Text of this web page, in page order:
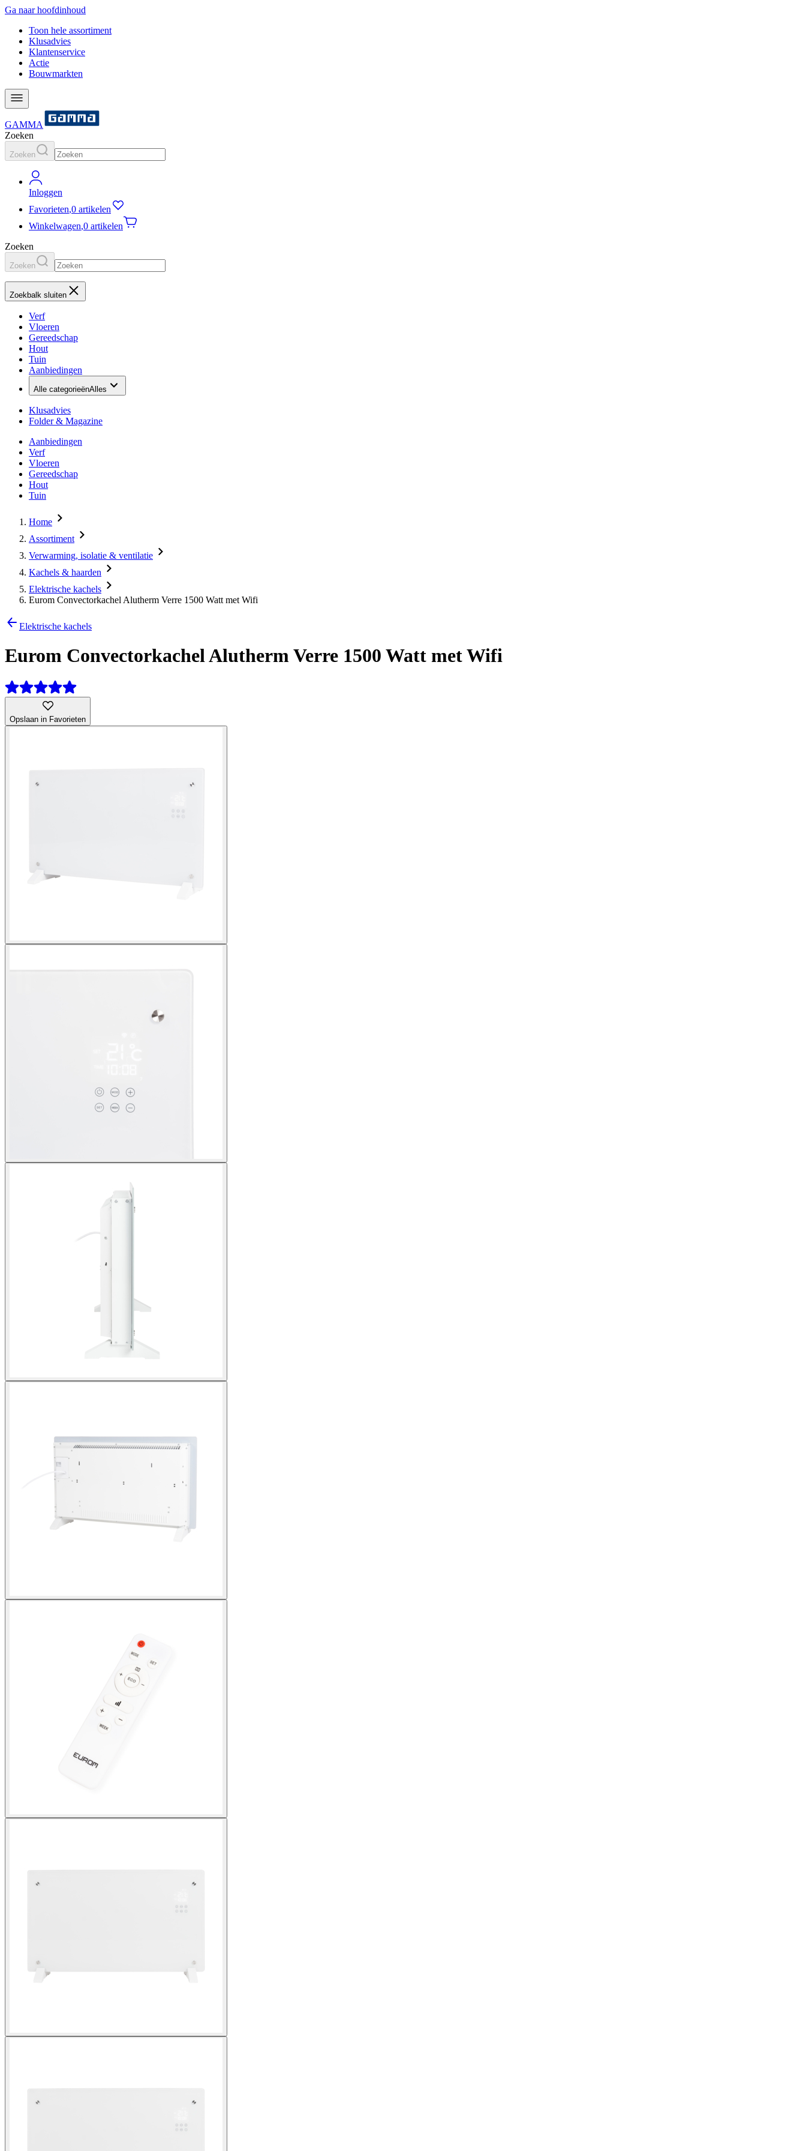
Ga naar hoofdinhoud
Toon hele assortiment
Klusadvies
Klantenservice
Actie
Bouwmarkten
GAMMA
Zoeken
Zoeken
Inloggen
Favorieten,0 artikelen
Winkelwagen,0 artikelen
Zoeken
Zoeken
Zoekbalk sluiten
Verf
Vloeren
Gereedschap
Hout
Tuin
Aanbiedingen
Alle categorieënAlles
Klusadvies
Folder & Magazine
Aanbiedingen
Verf
Vloeren
Gereedschap
Hout
Tuin
Home
Assortiment
Verwarming, isolatie & ventilatie
Kachels & haarden
Elektrische kachels
Eurom Convectorkachel Alutherm Verre 1500 Watt met Wifi
Elektrische kachels
Eurom Convectorkachel Alutherm Verre 1500 Watt met Wifi
Opslaan in Favorieten